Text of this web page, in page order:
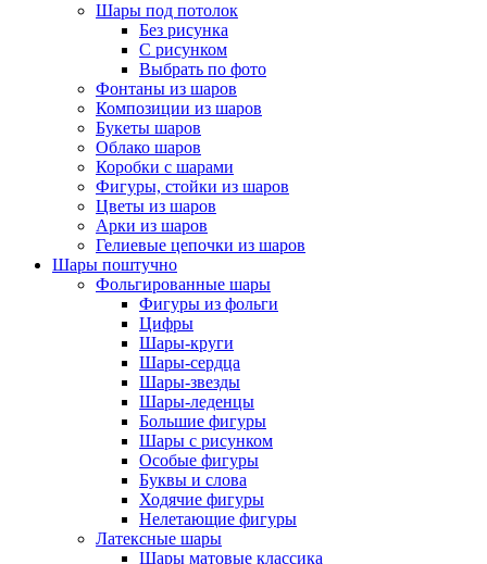
Шары под потолок
Без рисунка
С рисунком
Выбрать по фото
Фонтаны из шаров
Композиции из шаров
Букеты шаров
Облако шаров
Коробки с шарами
Фигуры, стойки из шаров
Цветы из шаров
Арки из шаров
Гелиевые цепочки из шаров
Шары поштучно
Фольгированные шары
Фигуры из фольги
Цифры
Шары-круги
Шары-сердца
Шары-звезды
Шары-леденцы
Большие фигуры
Шары с рисунком
Особые фигуры
Буквы и слова
Ходячие фигуры
Нелетающие фигуры
Латексные шары
Шары матовые классика